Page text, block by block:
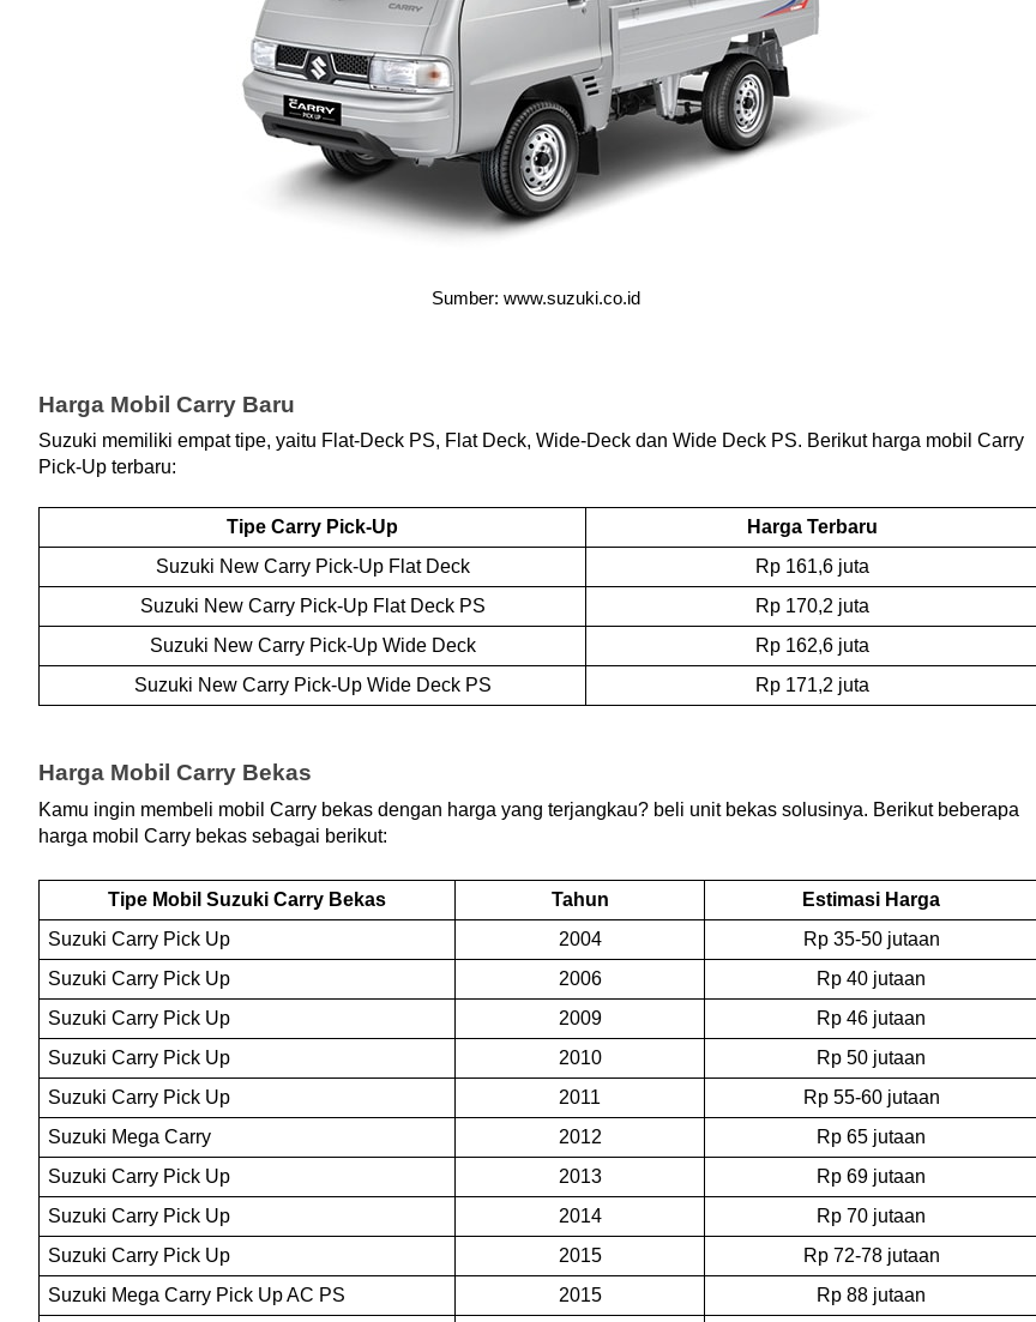
Sumber: www.suzuki.co.id
Harga Mobil Carry Baru
Suzuki memiliki empat tipe, yaitu Flat-Deck PS, Flat Deck, Wide-Deck dan Wide Deck PS. Berikut harga mobil Carry
Pick-Up terbaru:
Tipe Carry Pick-Up
Harga Terbaru
Suzuki New Carry Pick-Up Flat Deck
Rp 161,6 juta
Suzuki New Carry Pick-Up Flat Deck PS
Rp 170,2 juta
Suzuki New Carry Pick-Up Wide Deck
Rp 162,6 juta
Suzuki New Carry Pick-Up Wide Deck PS
Rp 171,2 juta
Harga Mobil Carry Bekas
Kamu ingin membeli mobil Carry bekas dengan harga yang terjangkau? beli unit bekas solusinya. Berikut beberapa
harga mobil Carry bekas sebagai berikut:
Tipe Mobil Suzuki Carry Bekas Tahun
Estimasi Harga
Suzuki Carry Pick Up
2004
Rp 35-50 jutaan
Suzuki Carry Pick Up
2006
Rp 40 jutaan
Suzuki Carry Pick Up
2009
Rp 46 jutaan
Suzuki Carry Pick Up
2010
Rp 50 jutaan
Suzuki Carry Pick Up
2011
Rp 55-60 jutaan
Suzuki Mega Carry
2012
Rp 65 jutaan
Suzuki Carry Pick Up
2013
Rp 69 jutaan
Suzuki Carry Pick Up
2014
Rp 70 jutaan
Suzuki Carry Pick Up
2015
Rp 72-78 jutaan
Suzuki Mega Carry Pick Up AC PS
2015
Rp 88 jutaan